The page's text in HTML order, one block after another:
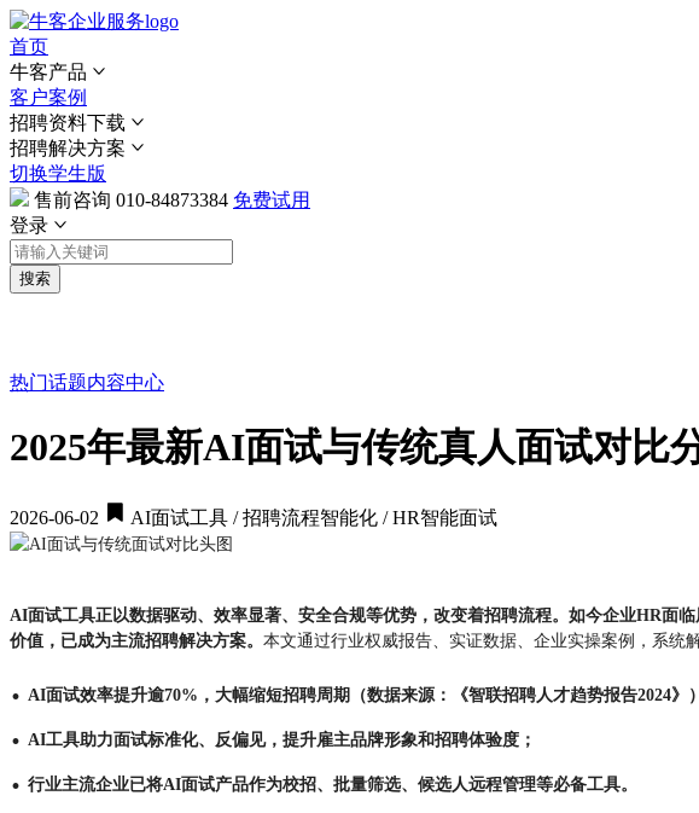
首页
牛客产品
客户案例
招聘资料下载
招聘解决方案
切换学生版
售前咨询 010-84873384 免费试用
登录
搜索
热门话题内容中心
2025年最新AI面试与传统真人面试对比
2026-06-02 AI面试工具 / 招聘流程智能化 / HR智能面试
AI面试工具正以数据驱动、效率显著、安全合规等优势，改变着招聘流程。如今企业HR面
价值，已成为主流招聘解决方案。 本文通过行业权威报告、实证数据、企业实操案例，系统
· AI面试效率提升逾70%，大幅缩短招聘周期（数据来源：《智联招聘人才趋势报告2024》
· AI工具助力面试标准化、反偏见，提升雇主品牌形象和招聘体验度；
· 行业主流企业已将AI面试产品作为校招、批量筛选、候选人远程管理等必备工具。